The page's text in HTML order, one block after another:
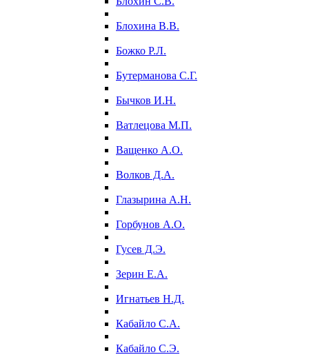
Блохина В.В.
Божко Р.Л.
Бутерманова С.Г.
Бычков И.Н.
Ватлецова М.П.
Ващенко А.О.
Волков Д.А.
Глазырина А.Н.
Горбунов А.О.
Гусев Д.Э.
Зерин Е.А.
Игнатьев Н.Д.
Кабайло С.А.
Кабайло С.Э.